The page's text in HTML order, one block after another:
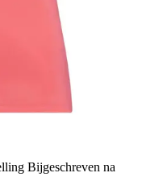
Bijgeschreven na